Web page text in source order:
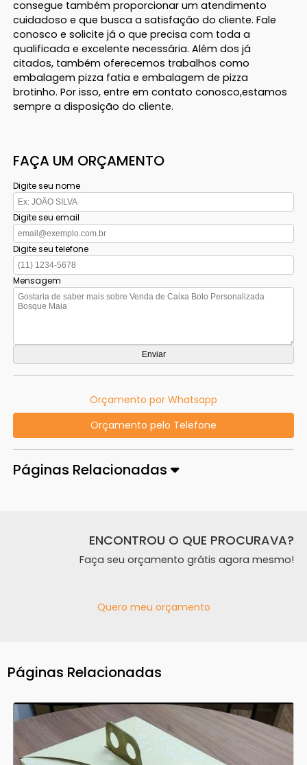
consegue também proporcionar um atendimento
cuidadoso e que busca a satisfação do cliente. Fale
conosco e solicite já o que precisa com toda a
qualificada e excelente necessária. Além dos já
citados, também oferecemos trabalhos como
embalagem pizza fatia e embalagem de pizza
brotinho. Por isso, entre em contato conosco,estamos
sempre a disposição do cliente.
FAÇA UM ORÇAMENTO
Digite seu nome
Digite seu email
Digite seu telefone
Mensagem
Orçamento por Whatsapp
Orçamento pelo Telefone
Páginas Relacionadas
ENCONTROU O QUE PROCURAVA?
Faça seu orçamento grátis agora mesmo!
Quero meu orçamento
Páginas Relacionadas